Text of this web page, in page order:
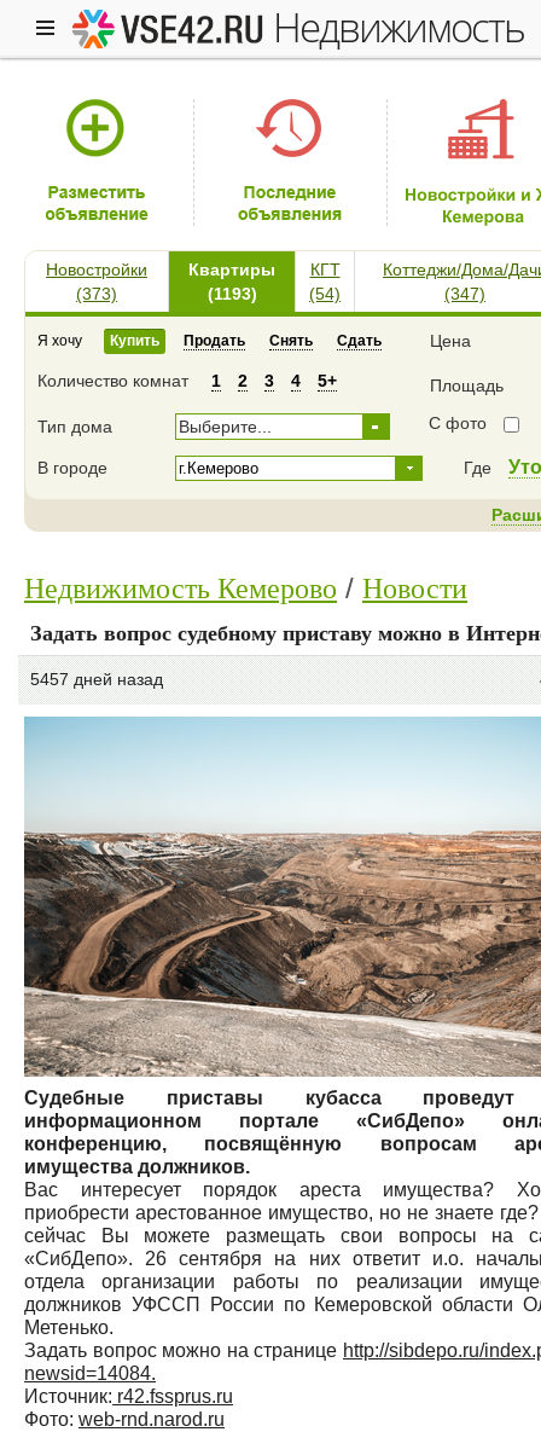
недвижимость
Новостройки
(373)
Квартиры
(1193)
КГТ
(54)
Коттеджи/Дома/
(347)
Я хочу Купить Продать Снять Сдать Цена
Количество комнат 1 2 3 4 5+ Площадь
Тип дома Выберите... С фото
В городе Где
Недвижимость Кемерово Новости
Задать вопрос судебному приставу можно в
5457 дней назад
Судебные приставы кубасса
информационном портале «СибДепо»
конференцию, посвящённую вопросам
имущества должников.
Вас интересует порядок ареста имущества?
приобрести арестованное имущество, но не знаете
сейчас Вы можете размещать свои вопросы на
«СибДепо». 26 сентября на них ответит и.о.
отдела организации работы по реализации
должников УФССП России по Кемеровской области
Метенько.
Задать вопрос можно на странице http://sibdepo.ru/
newsid=14084.
Источник: r42.fssprus.ru
Фото: web-rnd.narod.ru